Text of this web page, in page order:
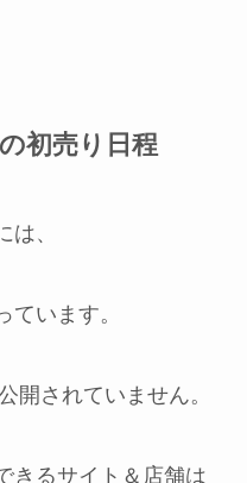
初売り日程
、
ています。
開されていません。
きるサイト＆店舗は